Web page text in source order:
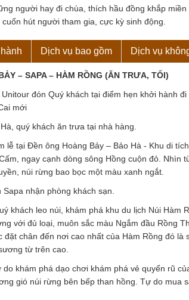
người hay đi chùa, thích hầu đồng khắp
hút người tham gia, cực kỳ sinh động.
Dịch vụ bao gồm Dịch vụ
– SAPA – HÀM RỒNG (ĂN TRƯA, TỐI)
đón Quý khách tại điểm hẹn khởi hành
mới
quý khách ăn trưa tại nhà hàng.
lễ tại Đền ông Hoàng Bảy – Bảo Hà - Khu di
ngay cạnh dòng sông Hồng cuộn đỏ. Nhìn
núi rừng bao bọc một màu xanh ngắt.
nhận phòng khách sạn.
khách leo núi, khám phá khu du lịch Núi Hàm
với đủ loại, muôn sắc màu Ngắm đầu Rồng
chân đến nơi cao nhất của Hàm Rồng đó là
từ trên cao.
khám phá dạo chơi khám phá vẻ quyến rũ
gió núi rừng bên bếp than hồng. Tự do mua
tour:
ĐỀN ÔNG HOÀNG BẨY –
(*)
thoại:
(*):